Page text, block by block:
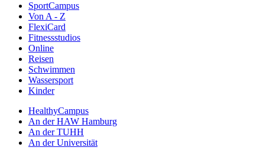
SportCampus
Von A - Z
FlexiCard
Fitnessstudios
Online
Reisen
Schwimmen
Wassersport
Kinder
HealthyCampus
An der HAW Hamburg
An der TUHH
An der Universität